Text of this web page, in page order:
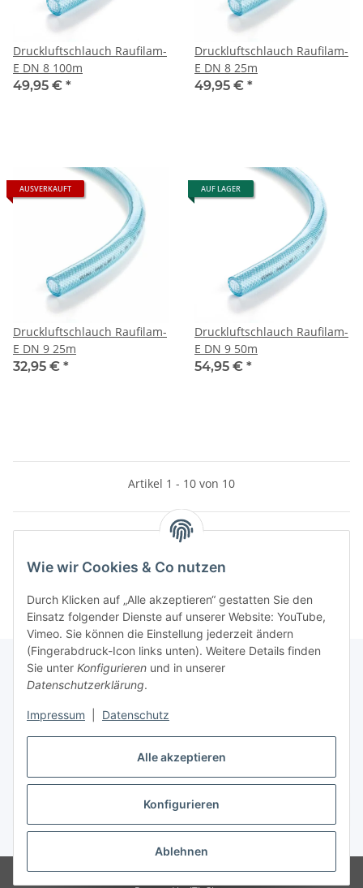
Alle akzeptieren
Konfigurieren
Ablehnen
Wie wir Cookies & Co nutzen
Durch Klicken auf „Alle akzeptieren“ gestatten Sie den
Einsatz folgender Dienste auf unserer Website: YouTube,
Vimeo. Sie können die Einstellung jederzeit ändern
(Fingerabdruck-Icon links unten). Weitere Details finden
Sie unter Konfigurieren und in unserer
Datenschutzerklärung.
Impressum Datenschutz
Druckluftschlauch Raufilam-
E DN 8 100m
49,95 € *
Druckluftschlauch Raufilam-
E DN 8 25m
49,95 € *
AUSVERKAUFT
Druckluftschlauch Raufilam-
E DN 9 25m
32,95 € *
AUF LAGER
Druckluftschlauch Raufilam-
E DN 9 50m
54,95 € *
Artikel 1 - 10 von 10
Kategorien
Gesetzliche Informationen
Vertrag widerrufen
* Alle Preise inkl. gesetzlicher USt., zzgl.Versand
© 2023 Schlauchverkauf.de Besucherzähler: 951108